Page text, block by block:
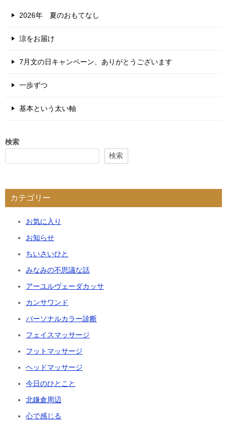
2026年 夏のおもてなし
涼をお届け
7月文の日キャンペーン、ありがとうございます
一歩ずつ
基本という太い軸
検索
検索
カテゴリー
お気に入り
お知らせ
ちいさいひと
みなみの不思議な話
アーユルヴェーダカッサ
カンサワンド
パーソナルカラー診断
フェイスマッサージ
フットマッサージ
ヘッドマッサージ
今日のひとこと
北鎌倉周辺
心で感じる